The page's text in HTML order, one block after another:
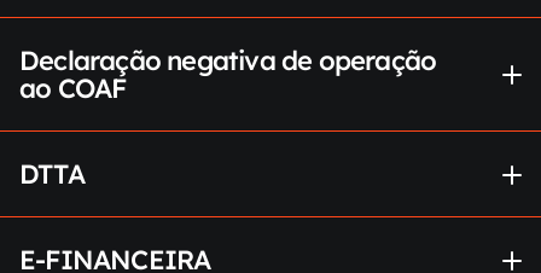
Declaração negativa de operação
ao COAF
DTTA
E-FINANCEIRA